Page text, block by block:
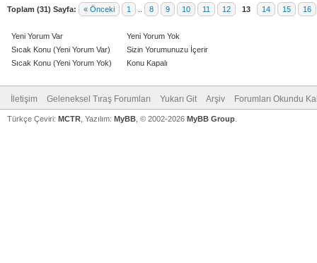
Toplam (31) Sayfa: « Önceki 1 8 9 10 11 12 13 14 15 16
Yeni Yorum Var
Sıcak Konu (Yeni Yorum Var)
Sıcak Konu (Yeni Yorum Yok)
Yeni Yorum Yok
Sizin Yorumunuzu İçerir
Konu Kapalı
İletişim Geleneksel Tıraş Forumları Yukarı Git Arşiv Forumları Okundu
Türkçe Çeviri: MCTR , Yazılım: MyBB , © 2002-2026 MyBB Group